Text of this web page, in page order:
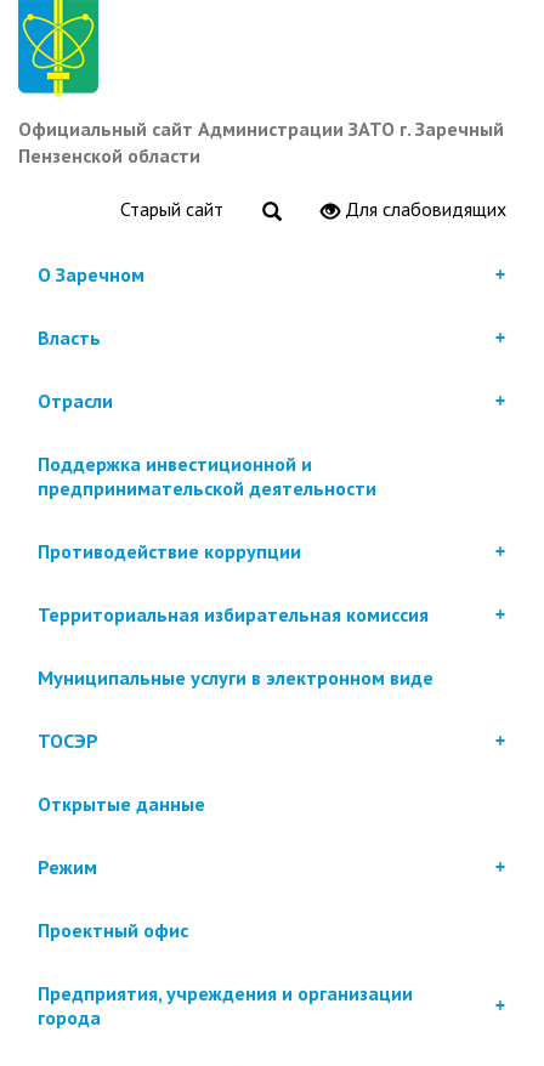
Перейти
основному
содержанию
Официальный сайт Администрации ЗАТО г. Заречный
Пензенской области
Старый сайт Для слабовидящих
О Заречном
Власть
Отрасли
Поддержка инвестиционной и
предпринимательской деятельности
Противодействие коррупции
Территориальная избирательная комиссия
Муниципальные услуги в электронном виде
ТОСЭР
Открытые данные
Режим
Проектный офис
Предприятия, учреждения и организации
города